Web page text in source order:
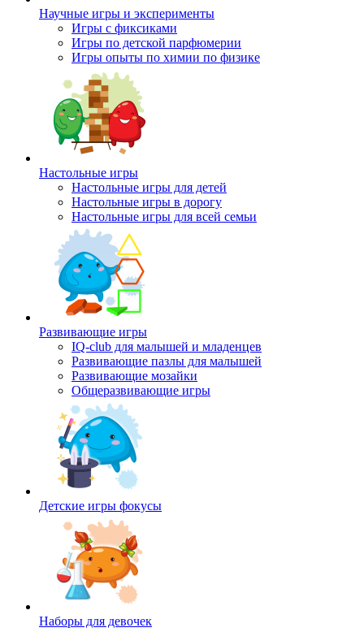
Научные игры и эксперименты
Игры с фиксиками
Игры по детской парфюмерии
Игры опыты по химии по физике
Настольные игры
Настольные игры для детей
Настольные игры в дорогу
Настольные игры для всей семьи
Развивающие игры
IQ-club для малышей и младенцев
Развивающие пазлы для малышей
Развивающие мозайки
Общеразвивающие игры
Детские игры фокусы
Наборы для девочек